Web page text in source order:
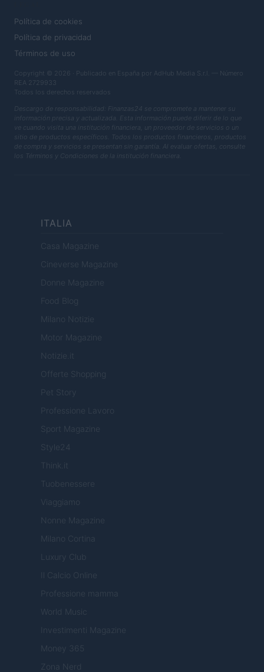
Política de cookies
Política de privacidad
Términos de uso
Copyright © 2026 · Publicado en España por AdHub Media S.r.l. — Número
REA 2729933
Todos los derechos reservados
Descargo de responsabilidad: Finanzas24 se compromete a mantener su
información precisa y actualizada. Esta información puede diferir de lo que
ve cuando visita una institución financiera, un proveedor de servicios o un
sitio de productos específicos. Todos los productos financieros, productos
de compra y servicios se presentan sin garantía. Al evaluar ofertas, consulte
los Términos y Condiciones de la institución financiera.
ITALIA
Casa Magazine
Cineverse Magazine
Donne Magazine
Food Blog
Milano Notizie
Motor Magazine
Notizie.it
Offerte Shopping
Pet Story
Professione Lavoro
Sport Magazine
Style24
Think.it
Tuobenessere
Viaggiamo
Nonne Magazine
Milano Cortina
Luxury Club
Il Calcio Online
Professione mamma
World Music
Investimenti Magazine
Money 365
Zona Nerd